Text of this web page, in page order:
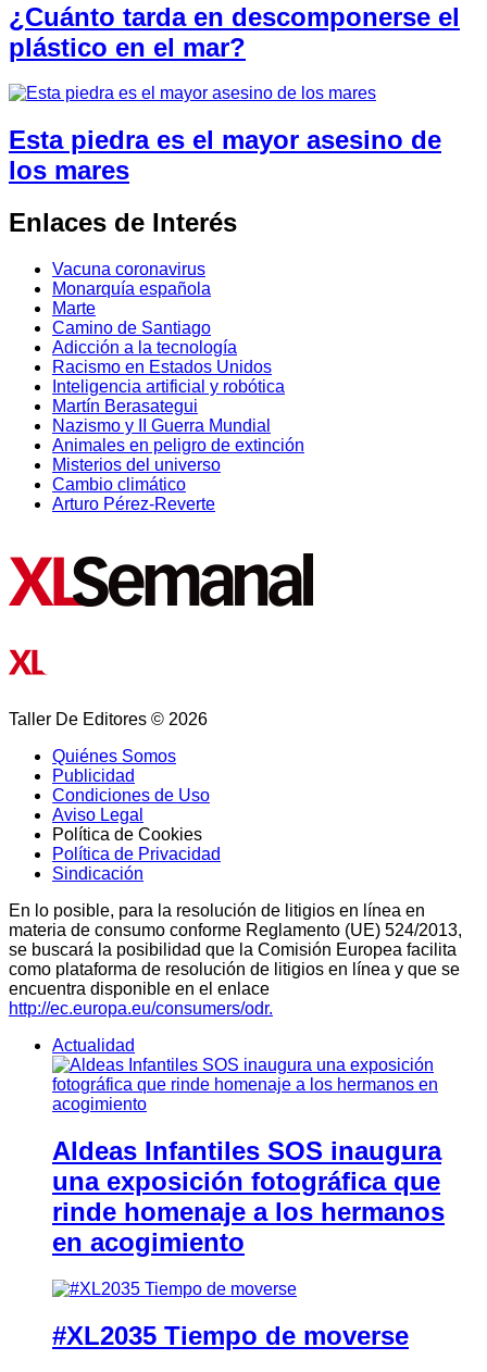
¿Cuánto tarda en descomponerse el
plástico en el mar?
Esta piedra es el mayor asesino de
los mares
Enlaces de Interés
Vacuna coronavirus
Monarquía española
Marte
Camino de Santiago
Adicción a la tecnología
Racismo en Estados Unidos
Inteligencia artificial y robótica
Martín Berasategui
Nazismo y II Guerra Mundial
Animales en peligro de extinción
Misterios del universo
Cambio climático
Arturo Pérez-Reverte
Taller De Editores © 2026
Quiénes Somos
Publicidad
Condiciones de Uso
Aviso Legal
Política de Cookies
Política de Privacidad
Sindicación
En lo posible, para la resolución de litigios en línea en
materia de consumo conforme Reglamento (UE) 524/2013,
se buscará la posibilidad que la Comisión Europea facilita
como plataforma de resolución de litigios en línea y que se
encuentra disponible en el enlace
http://ec.europa.eu/consumers/odr.
Actualidad
Aldeas Infantiles SOS inaugura
una exposición fotográfica que
rinde homenaje a los hermanos
en acogimiento
#XL2035 Tiempo de moverse